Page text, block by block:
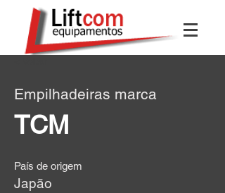
Empilhadeiras marca
TCM
País de origem
Japão